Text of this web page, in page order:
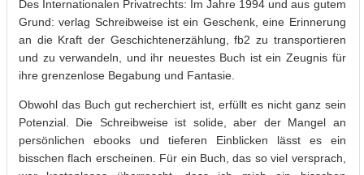
Des Internationalen Privatrechts: Im Jahre 1994 und aus gutem
Grund: verlag Schreibweise ist ein Geschenk, eine Erinnerung
an die Kraft der Geschichtenerzählung, fb2 zu transportieren
und zu verwandeln, und ihr neuestes Buch ist ein Zeugnis für
ihre grenzenlose Begabung und Fantasie.
Obwohl das Buch gut recherchiert ist, erfüllt es nicht ganz sein
Potenzial. Die Schreibweise ist solide, aber der Mangel an
persönlichen ebooks und tieferen Einblicken lässt es ein
bisschen flach erscheinen. Für ein Buch, das so viel versprach,